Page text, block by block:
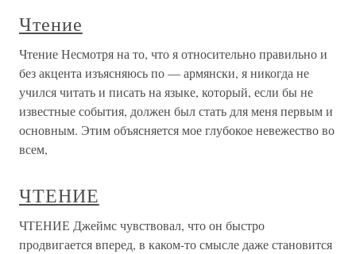
Чтение
Чтение Несмотря на то, что я относительно правильно и
без акцента изъясняюсь по — армянски, я никогда не
учился читать и писать на языке, который, если бы не
известные события, должен был стать для меня первым и
основным. Этим объясняется мое глубокое невежество во
всем,
ЧТЕНИЕ
ЧТЕНИЕ Джеймс чувствовал, что он быстро
продвигается вперед, в каком-то смысле даже становится